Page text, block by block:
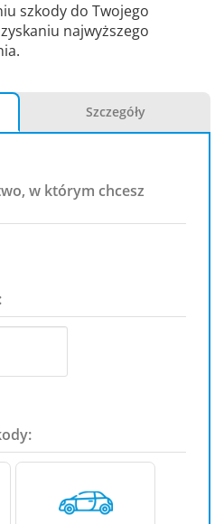
szkody do Twojego
najwyższego
Szczegóły
w którym chcesz